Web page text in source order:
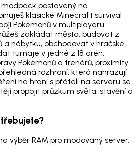
postavený na
klasické Minecraft survival
Pokémonů v multiplayeru.
zakládat města, budovat z
a nábytku, obchodovat v hráčské
turnaje v jedné z 18 arén.
Pokémonů a trenérů, proximity
rozhraní, která nahrazují
na hraní s přáteli na serveru se
propojit průzkum světa, stavění a
výběr RAM pro modovaný server.